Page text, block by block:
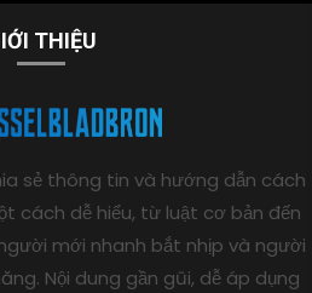
THIỆU
sẻ thông tin và hướng dẫn cách
cách dễ hiểu, từ luật cơ bản đến
mới nhanh bắt nhịp và người
Nội dung gần gũi, dễ áp dụng